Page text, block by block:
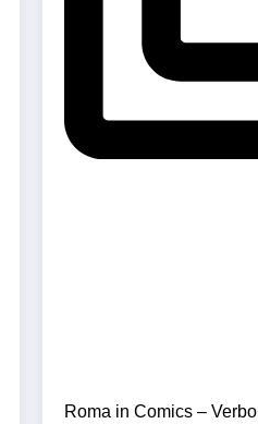
Roma in Comics –